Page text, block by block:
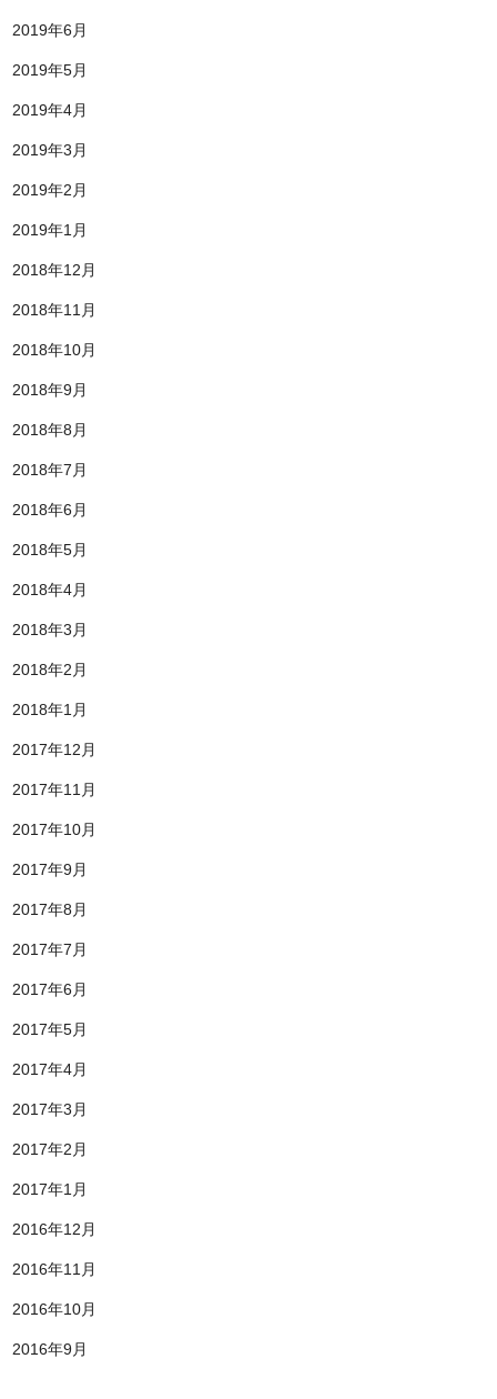
2019年6月
2019年5月
2019年4月
2019年3月
2019年2月
2019年1月
2018年12月
2018年11月
2018年10月
2018年9月
2018年8月
2018年7月
2018年6月
2018年5月
2018年4月
2018年3月
2018年2月
2018年1月
2017年12月
2017年11月
2017年10月
2017年9月
2017年8月
2017年7月
2017年6月
2017年5月
2017年4月
2017年3月
2017年2月
2017年1月
2016年12月
2016年11月
2016年10月
2016年9月